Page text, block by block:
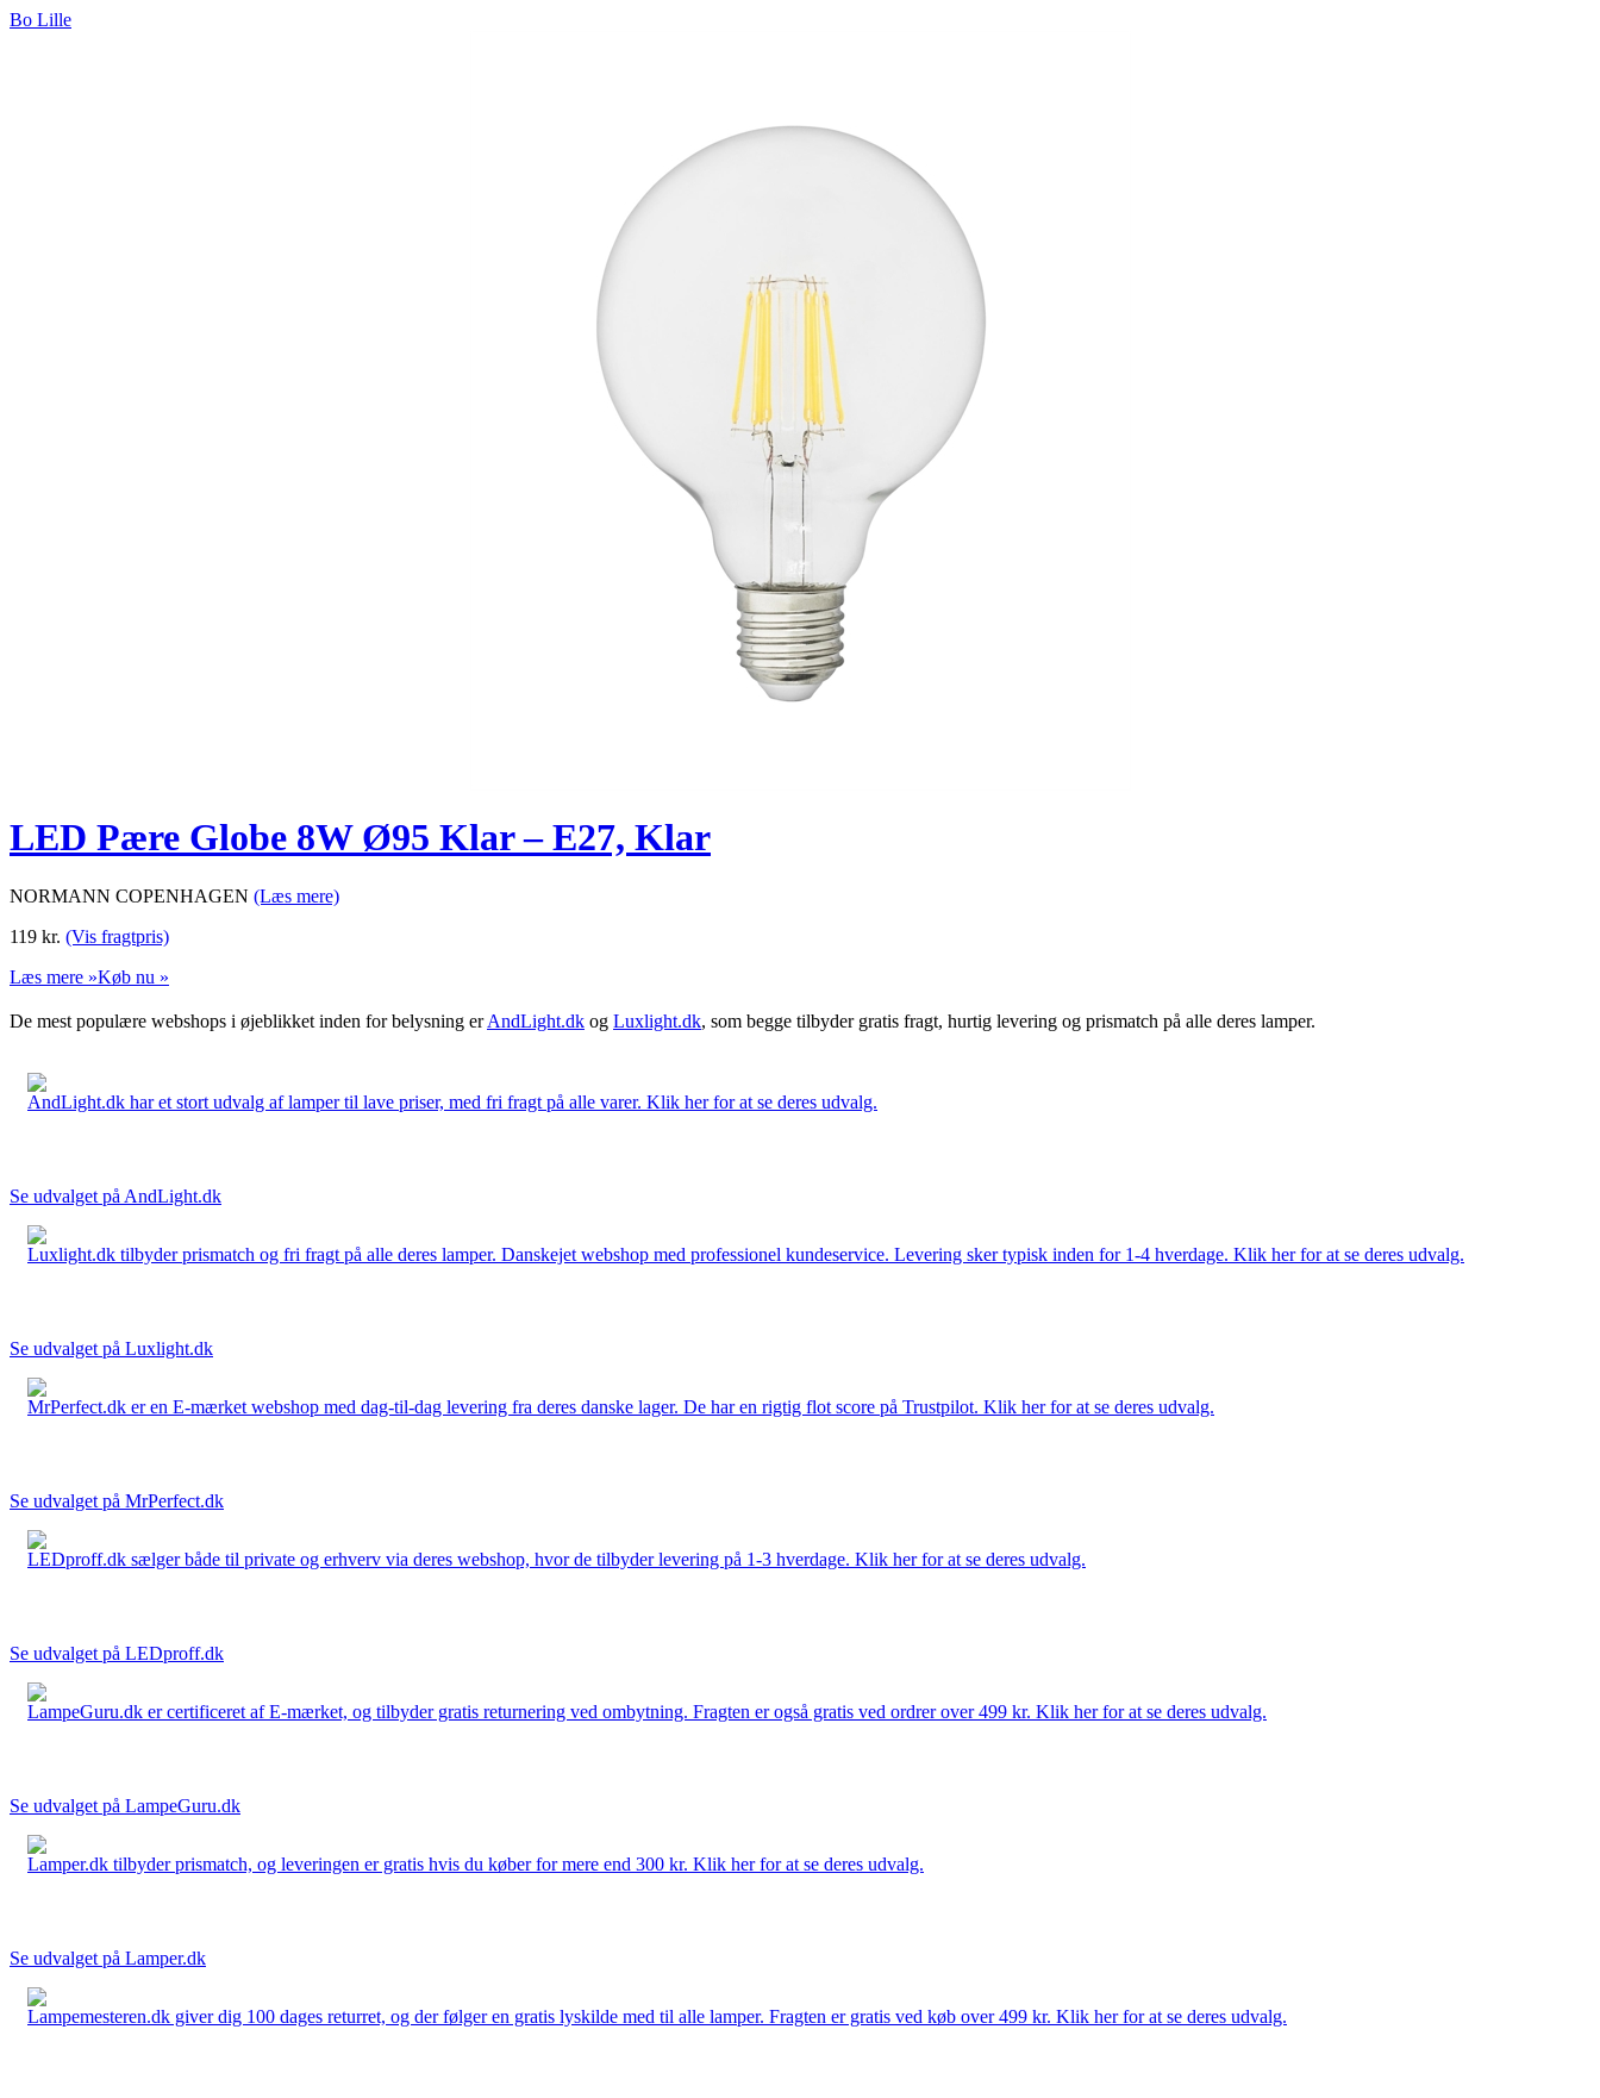
Bo Lille
LED Pære Globe 8W Ø95 Klar – E27, Klar
NORMANN COPENHAGEN (Læs mere)
119 kr. (Vis fragtpris)
Læs mere »Køb nu »
De mest populære webshops i øjeblikket inden for belysning erAndLight.dk og Luxlight.dk, som begge tilbyder gratis fragt, hurtig levering og prismatch på alle deres lamper.
AndLight.dk har et stort udvalg af lamper til lave priser, med fri fragt på alle varer. Klik her for at se deres udvalg.
Se udvalget på AndLight.dk
Luxlight.dk tilbyder prismatch og fri fragt på alle deres lamper. Danskejet webshop med professionel kundeservice. Levering sker typisk inden for 1-4 hverdage. Klik her for at se deres udvalg.
Se udvalget på Luxlight.dk
MrPerfect.dk er en E-mærket webshop med dag-til-dag levering fra deres danske lager. De har en rigtig flot score på Trustpilot. Klik her for at se deres udvalg.
Se udvalget på MrPerfect.dk
LEDproff.dk sælger både til private og erhverv via deres webshop, hvor de tilbyder levering på 1-3 hverdage. Klik her for at se deres udvalg.
Se udvalget på LEDproff.dk
LampeGuru.dk er certificeret af E-mærket, og tilbyder gratis returnering ved ombytning. Fragten er også gratis ved ordrer over 499 kr. Klik her for at se deres udvalg.
Se udvalget på LampeGuru.dk
Lamper.dk tilbyder prismatch, og leveringen er gratis hvis du køber for mere end 300 kr. Klik her for at se deres udvalg.
Se udvalget på Lamper.dk
Lampemesteren.dk giver dig 100 dages returret, og der følger en gratis lyskilde med til alle lamper. Fragten er gratis ved køb over 499 kr. Klik her for at se deres udvalg.